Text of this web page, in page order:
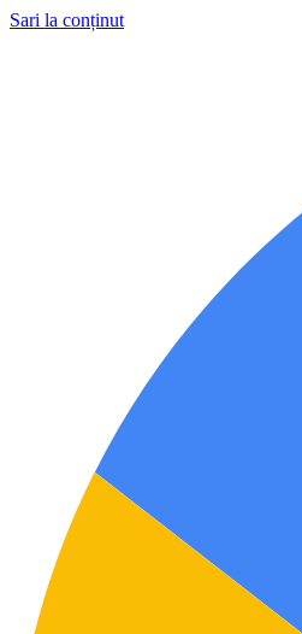
Sari la conținut